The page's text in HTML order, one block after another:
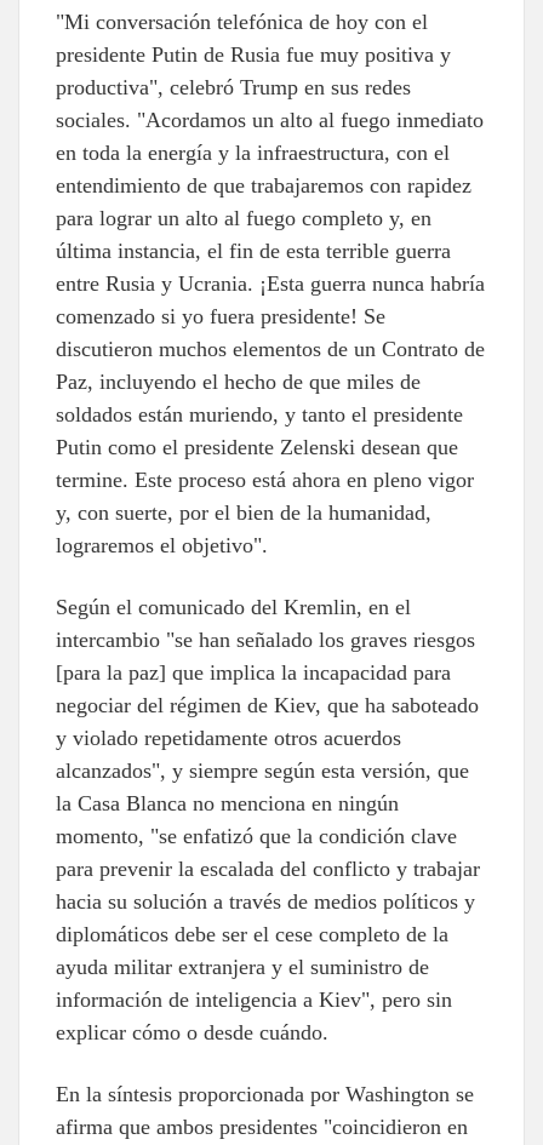
"Mi conversación telefónica de hoy con el
presidente Putin de Rusia fue muy positiva y
productiva", celebró Trump en sus redes
sociales. "Acordamos un alto al fuego inmediato
en toda la energía y la infraestructura, con el
entendimiento de que trabajaremos con rapidez
para lograr un alto al fuego completo y, en
última instancia, el fin de esta terrible guerra
entre Rusia y Ucrania. ¡Esta guerra nunca habría
comenzado si yo fuera presidente! Se
discutieron muchos elementos de un Contrato de
Paz, incluyendo el hecho de que miles de
soldados están muriendo, y tanto el presidente
Putin como el presidente Zelenski desean que
termine. Este proceso está ahora en pleno vigor
y, con suerte, por el bien de la humanidad,
lograremos el objetivo".
Según el comunicado del Kremlin, en el
intercambio "se han señalado los graves riesgos
[para la paz] que implica la incapacidad para
negociar del régimen de Kiev, que ha saboteado
y violado repetidamente otros acuerdos
alcanzados", y siempre según esta versión, que
la Casa Blanca no menciona en ningún
momento, "se enfatizó que la condición clave
para prevenir la escalada del conflicto y trabajar
hacia su solución a través de medios políticos y
diplomáticos debe ser el cese completo de la
ayuda militar extranjera y el suministro de
información de inteligencia a Kiev", pero sin
explicar cómo o desde cuándo.
En la síntesis proporcionada por Washington se
afirma que ambos presidentes "coincidieron en